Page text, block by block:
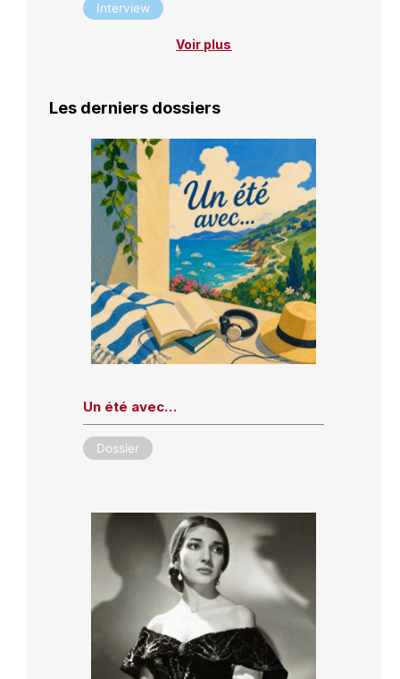
Interview
Voir plus
Les derniers dossiers
Un été avec…
Dossier